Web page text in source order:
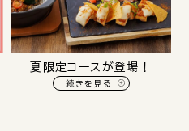
夏限定コースが登場！
続きを見る